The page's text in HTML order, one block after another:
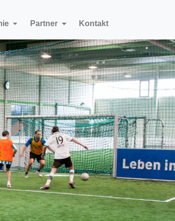
Partner Kontakt